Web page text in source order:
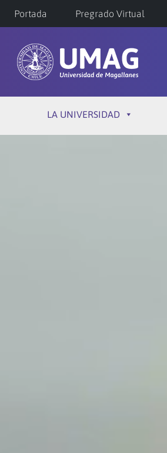
Portada Pregrado Virtual
LA UNIVERSIDAD